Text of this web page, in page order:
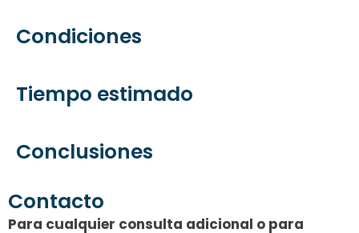
Condiciones
Tiempo estimado
Conclusiones
Contacto
Para cualquier consulta adicional o para